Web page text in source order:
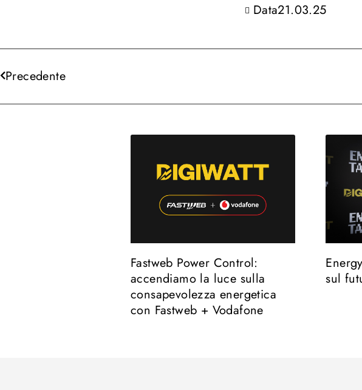
Data21.03.25
Precedente
Fastweb Power Control:
accendiamo la luce sulla
consapevolezza energetica
con Fastweb + Vodafone
sul